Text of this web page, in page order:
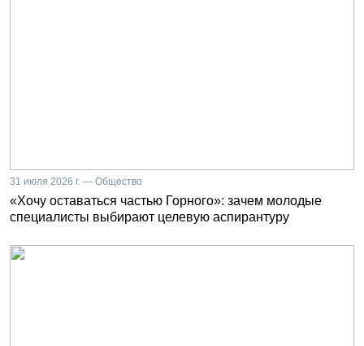
31 июля 2026 г. — Общество
«Хочу оставаться частью Горного»: зачем молодые
специалисты выбирают целевую аспирантуру